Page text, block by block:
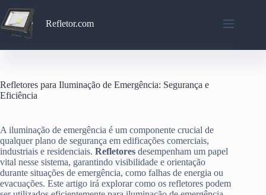
para
o
conteúdo
Refletor.com
Refletores para Iluminação de Emergência: Segurança e
Eficiência
A iluminação de emergência é um componente crucial de
qualquer plano de segurança em edificações comerciais,
industriais e residenciais. Refletores desempenham um papel
vital nesse sistema, garantindo visibilidade e orientação
durante situações de emergência, como falhas de energia ou
evacuações. Este artigo irá explorar como os refletores podem